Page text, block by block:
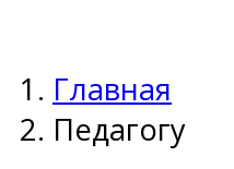
Главная
Педагогу